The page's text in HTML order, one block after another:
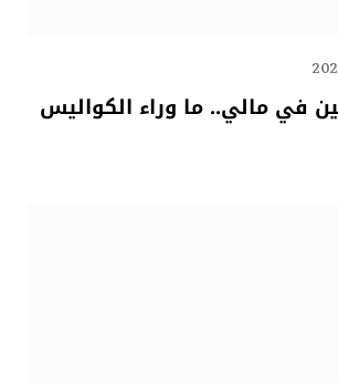
في مالي.. ما وراء الكواليس